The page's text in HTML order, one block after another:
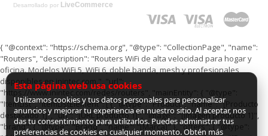
Desarrollado por LiveCommerce
{ "@context": "https://schema.org", "@type": "CollectionPage", "name":
"Routers", "description": "Routers WiFi de alta velocidad para hogar y
oficina. Modelos WiFi 5, WiFi 6, doble banda, mesh y profesionales
disponibles en inintec.com.", "url":
"https://www.inintec.com/redes/routers", "mainEntity": { "@type":
"ItemList", "itemListElement": [ { "@type": "Product", "name": "[Producto
destacado 1]", "url": "[URL producto 1]", "image": "[Imagen producto 1]",
"brand": { "@type": "Brand", "name": "[Marca]" }, "offers": { "@type":
Esta página web usa cookies
Utilizamos cookies y tus datos personales para personalizar
anuncios y mejorar tu experiencia en nuestro sitio. Al aceptar, nos
das tu consentimiento para utilizarlos. Puedes administrar tus
preferencias de cookies en cualquier momento. Obtén más